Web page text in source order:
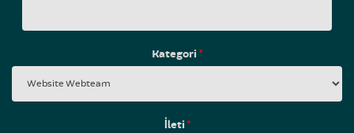
Kategori*
İleti*